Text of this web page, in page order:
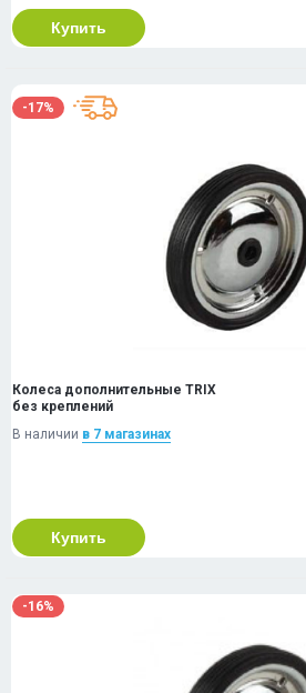
Купить
-17%
Колеса дополнительные TRIX
без креплений
В наличии в 7 магазинах
Купить
-16%